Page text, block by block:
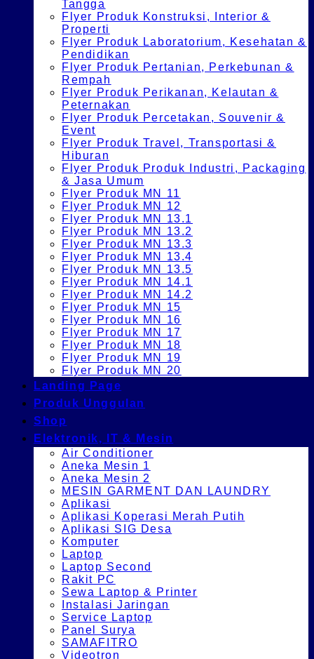
Tangga
Flyer Produk Konstruksi, Interior &
Properti
Flyer Produk Laboratorium, Kesehatan &
Pendidikan
Flyer Produk Pertanian, Perkebunan &
Rempah
Flyer Produk Perikanan, Kelautan &
Peternakan
Flyer Produk Percetakan, Souvenir &
Event
Flyer Produk Travel, Transportasi &
Hiburan
Flyer Produk Produk Industri, Packaging
& Jasa Umum
Flyer Produk MN 11
Flyer Produk MN 12
Flyer Produk MN 13.1
Flyer Produk MN 13.2
Flyer Produk MN 13.3
Flyer Produk MN 13.4
Flyer Produk MN 13.5
Flyer Produk MN 14.1
Flyer Produk MN 14.2
Flyer Produk MN 15
Flyer Produk MN 16
Flyer Produk MN 17
Flyer Produk MN 18
Flyer Produk MN 19
Flyer Produk MN 20
Landing Page
Produk Unggulan
Shop
Elektronik, IT & Mesin
Air Conditioner
Aneka Mesin 1
Aneka Mesin 2
MESIN GARMENT DAN LAUNDRY
Aplikasi
Aplikasi Koperasi Merah Putih
Aplikasi SIG Desa
Komputer
Laptop
Laptop Second
Rakit PC
Sewa Laptop & Printer
Instalasi Jaringan
Service Laptop
Panel Surya
SAMAFITRO
Videotron